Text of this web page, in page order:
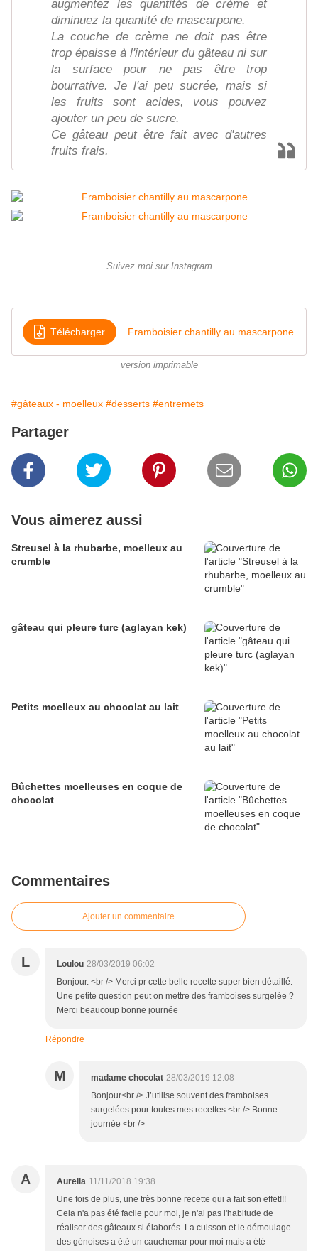
augmentez les quantités de crème et
diminuez la quantité de mascarpone.
La couche de crème ne doit pas être
trop épaisse à l'intérieur du gâteau ni sur
la surface pour ne pas être trop
bourrative. Je l'ai peu sucrée, mais si
les fruits sont acides, vous pouvez
ajouter un peu de sucre.
Ce gâteau peut être fait avec d'autres
fruits frais.
Suivez moi sur Instagram
Télécharger Framboisier chantilly au mascarpone
version imprimable
#gâteaux - moelleux #desserts #entremets
Partager
Vous aimerez aussi
Streusel à la rhubarbe, moelleux au
crumble
gâteau qui pleure turc (aglayan kek)
Petits moelleux au chocolat au lait
Bûchettes moelleuses en coque de
chocolat
Commentaires
Ajouter un commentaire
L Loulou 28/03/2019 06:02
Bonjour. <br /> Merci pr cette belle recette super bien détaillé.
Une petite question peut on mettre des framboises surgelée ?
Merci beaucoup bonne journée
Répondre
M madame chocolat 28/03/2019 12:08
Bonjour<br /> J’utilise souvent des framboises
surgelées pour toutes mes recettes <br /> Bonne
journée <br />
A Aurelia 11/11/2018 19:38
Une fois de plus, une très bonne recette qui a fait son effet!!!
Cela n'a pas été facile pour moi, je n'ai pas l'habitude de
réaliser des gâteaux si élaborés. La cuisson et le démoulage
des génoises a été un cauchemar pour moi mais a été